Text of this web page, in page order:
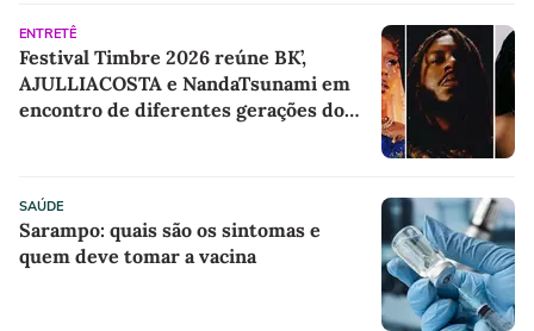
ENTRETÊ
Festival Timbre 2026 reúne BK’,
AJULLIACOSTA e NandaTsunami em
encontro de diferentes gerações do
SAÚDE
Sarampo: quais são os sintomas e
quem deve tomar a vacina